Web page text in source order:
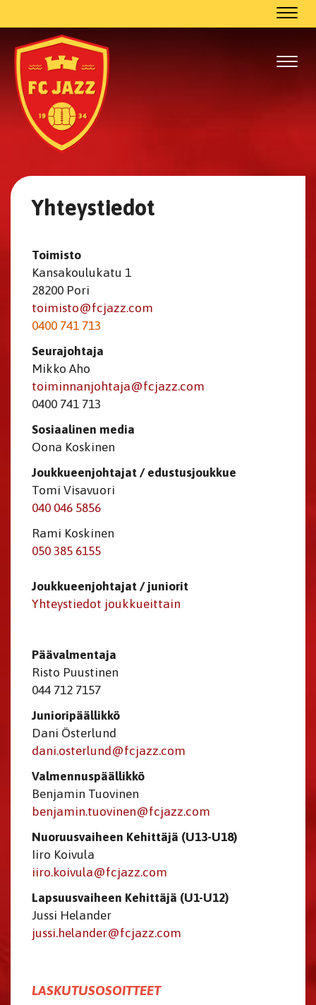
Yhteystiedot
Toimisto
Kansakoulukatu 1
28200 Pori
toimisto@fcjazz.com
​​​​​​​0400 741 713
Seurajohtaja
Mikko Aho
toiminnanjohtaja@fcjazz.com
0400 741 713
Sosiaalinen media
Oona Koskinen
Joukkueenjohtajat / edustusjoukkue
Tomi Visavuori
040 046 5856
Rami Koskinen
050 385 6155
Joukkueenjohtajat / juniorit
Yhteystiedot joukkueittain
Päävalmentaja
Risto Puustinen
044 712 7157
Junioripäällikkö
Dani Österlund
dani.osterlund@fcjazz.com
Valmennuspäällikkö
Benjamin Tuovinen
benjamin.tuovinen@fcjazz.com
Nuoruusvaiheen Kehittäjä (U13-U18)
Iiro Koivula
iiro.koivula@fcjazz.com
Lapsuusvaiheen Kehittäjä (U1-U12)
Jussi Helander
jussi.helander@fcjazz.com
LASKUTUSOSOITTEET